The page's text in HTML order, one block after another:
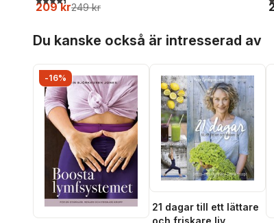
209 kr249 kr
Du kanske också är intresserad av
-16%
21 dagar till ett lättare